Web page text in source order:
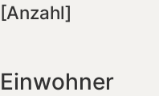
[Anzahl]
Einwohner